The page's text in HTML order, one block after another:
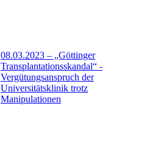
08.03.2023 – „Göttinger
Transplantationsskandal“ -
Vergütungsanspruch der
Universitätsklinik trotz
Manipulationen